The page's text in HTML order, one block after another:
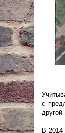
с
другой
В 2014